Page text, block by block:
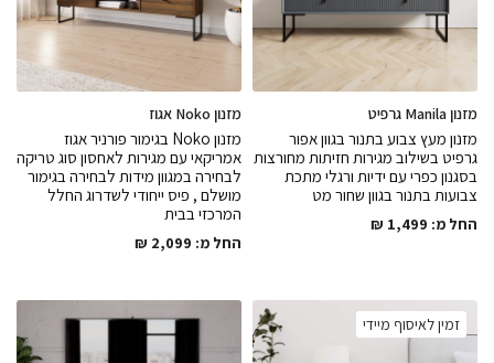
מזנון Manila גרפיט
מזנון מעץ צבוע בתנור בגוון אפור
גרפיט בשילוב מגירות חזיתות מחורצות
בסגנון כפרי עם ידיות ורגלי מתכת
צבועות בתנור בגוון שחור מט
החל מ: ₪ 1,499
מזנון Noko אגוז
מזנון Noko בגימור פורניר אגוז
אמריקאי עם מגירות לאחסון סוג טריקה
לבחירה במגוון מידות לבחירה בגימור
מושלם , פיס ייחודי לשדרוג החלל
המרכזי בבית
החל מ: ₪ 2,099
זמין לאיסוף מיידי